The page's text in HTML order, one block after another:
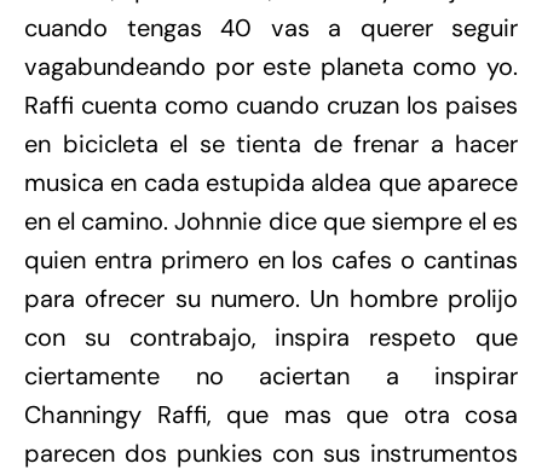
cuando tengas 40 vas a querer seguir
vagabundeando por este planeta como yo.
Raffi cuenta como cuando cruzan los paises
en bicicleta el se tienta de frenar a hacer
musica en cada estupida aldea que aparece
en el camino. Johnnie dice que siempre el es
quien entra primero en los cafes o cantinas
para ofrecer su numero. Un hombre prolijo
con su contrabajo, inspira respeto que
ciertamente no aciertan a inspirar
Channingy Raffi, que mas que otra cosa
parecen dos punkies con sus instrumentos